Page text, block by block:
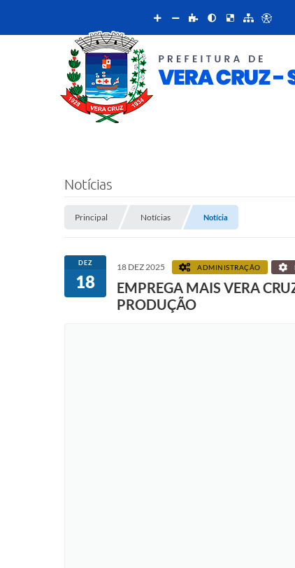
Notícias
Principal Notícias Notícia
DEZ
18
18 DEZ 2025 ADMINISTRAÇÃO
EMPREGA MAIS VERA
PRODUÇÃO